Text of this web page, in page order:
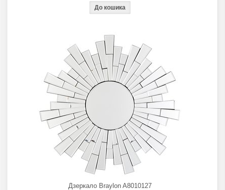
Дзеркало Braylon A8010127